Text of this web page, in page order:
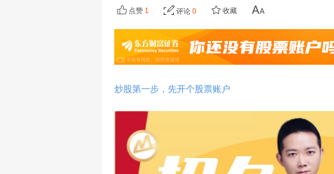
点赞 1 评论 0 收藏
炒股第一步，先开个股票账户